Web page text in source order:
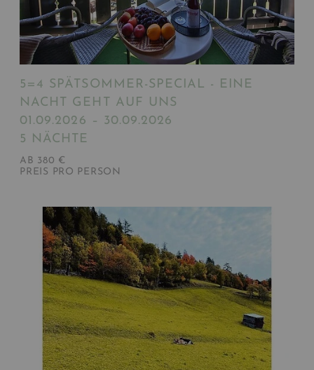
5=4 SPÄTSOMMER-SPECIAL - EINE
NACHT GEHT AUF UNS
01.09.2026 – 30.09.2026
5 NÄCHTE
AB 380 €
PREIS PRO PERSON